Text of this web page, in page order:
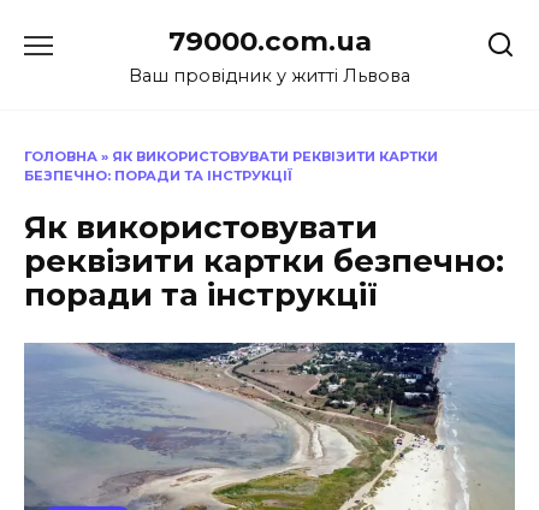
до
79000.com.ua
Ваш провідник у житті Львова
ГОЛОВНА » ЯК ВИКОРИСТОВУВАТИ РЕКВІЗИТИ КАРТКИ
БЕЗПЕЧНО: ПОРАДИ ТА ІНСТРУКЦІЇ
Як використовувати
реквізити картки безпечно:
поради та інструкції